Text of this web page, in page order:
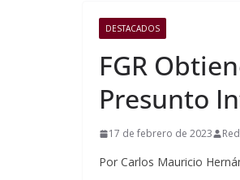
DESTACADOS
FGR
Presunto
17 de febrero de 2023
Por Carlos Mauricio